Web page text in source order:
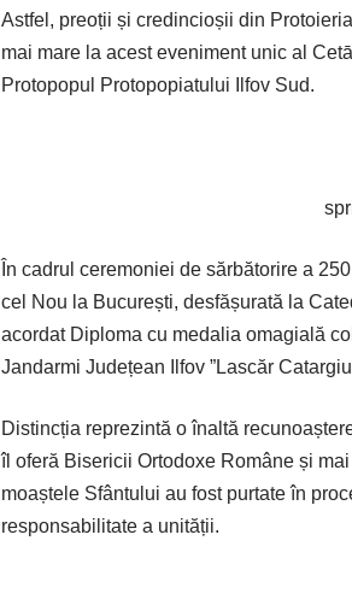
Astfel, preoții și credincioșii din
mai mare la acest eveniment unic al
Protopopul Protopopiatului Ilfov Sud.
În cadrul ceremoniei de sărbătorire a
cel Nou la București, desfășurată la
acordat Diploma cu medalia omagială
Jandarmi Județean Ilfov ”Lascăr
Distincția reprezintă o înaltă
îl oferă Bisericii Ortodoxe Române și
moaștele Sfântului au fost purtate în
responsabilitate a unității.